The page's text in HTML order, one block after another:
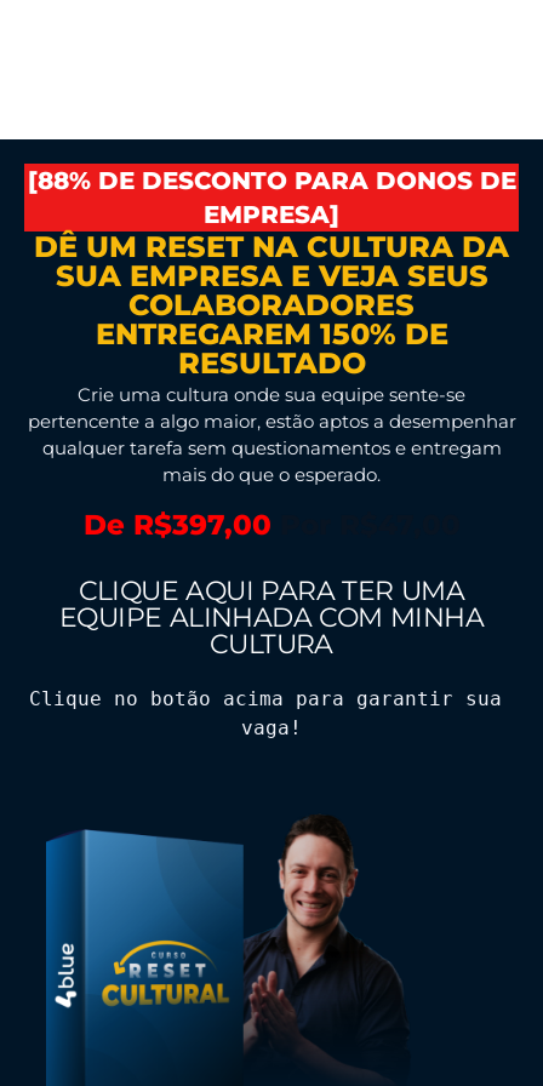
[88% DE DESCONTO PARA DONOS DE
EMPRESA]
DÊ UM RESET NA CULTURA DA
SUA EMPRESA E VEJA SEUS
COLABORADORES
ENTREGAREM 150% DE
RESULTADO
Crie uma cultura onde sua equipe sente-se
pertencente a algo maior, estão aptos a desempenhar
qualquer tarefa sem questionamentos e entregam
mais do que o esperado.
De R$397,00
CLIQUE AQUI PARA TER UMA
EQUIPE ALINHADA COM MINHA
CULTURA
Clique no botão acima para garantir sua
vaga!